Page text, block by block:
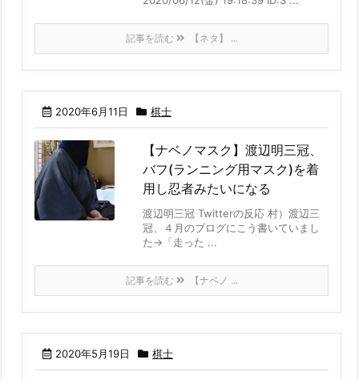
記事を読む 【ネタ】 ...
2020年6月11日 棋士
【ナベノマスク】渡辺明三冠、
バフ(ランニング用マスク)を着
用し忍者みたいになる
渡辺明三冠 Twitterの反応 村）渡辺三
冠、４月のブログにこう書いていまし
た→「走った ...
記事を読む 【ナベノ ...
2020年5月19日 棋士